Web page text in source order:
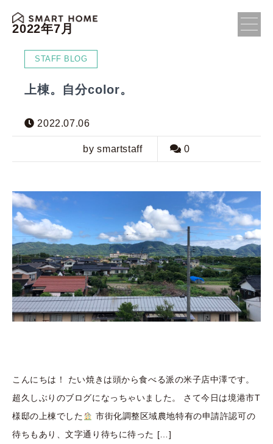
2022年7月
STAFF BLOG
上棟。自分color。
2022.07.06
by smartstaff 0
こんにちは！ たい焼きは頭から食べる派の米子店中澤です。
超久しぶりのブログになっちゃいました。 さて今日は境港市T
様邸の上棟でした
市街化調整区域農地特有の申請許認可の
待ちもあり、文字通り待ちに待った […]